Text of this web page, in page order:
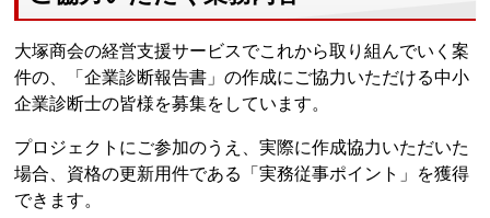
大塚商会の経営支援サービスでこれから取り組んでいく案
件の、「企業診断報告書」の作成にご協力いただける中小
企業診断士の皆様を募集をしています。
プロジェクトにご参加のうえ、実際に作成協力いただいた
場合、資格の更新用件である「実務従事ポイント」を獲得
できます。